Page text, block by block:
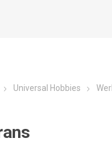
Universal Hobbies